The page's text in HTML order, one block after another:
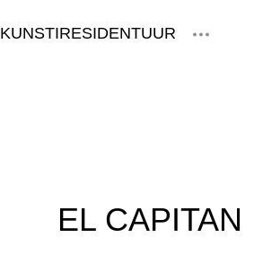
KUNSTIRESIDENTUUR
EL CAPITAN